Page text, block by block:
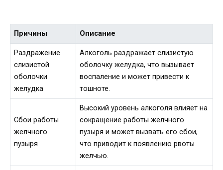
Причины Описание
Раздражение
слизистой
оболочки
желудка
Алкоголь раздражает слизистую
оболочку желудка, что вызывает
воспаление и может привести к
тошноте.
Сбои работы
желчного
пузыря
Высокий уровень алкоголя влияет на
сокращение работы желчного
пузыря и может вызвать его сбои,
что приводит к появлению рвоты
желчью.